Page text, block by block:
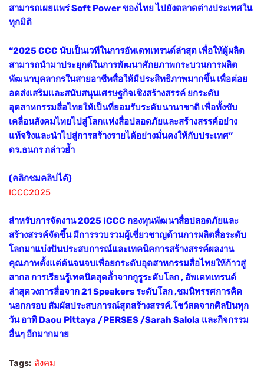
สามารถเผยแพร่ Soft Power ของไทย ไปยังตลาดต่างประเทศใน
ทุกมิติ
“2025 CCC นับเป็นเวทีในการอัพเดทเทรนด์ล่าสุด เพื่อให้ผู้ผลิต
สามารถนำมาประยุกต์ในการพัฒนาศักยภาพกระบวนการผลิต
พัฒนาบุคลากรในสายอาชีพสื่อให้มีประสิทธิภาพมากขึ้น เพื่อต่อย
อดส่งเสริมและสนับสนุนเศรษฐกิจเชิงสร้างสรรค์ ยกระดับ
อุตสาหกรรมสื่อไทยให้เป็นที่ยอมรับระดับนานาชาติ เพื่อทั้งขับ
เคลื่อนสังคมไทยไปสู่โลกแห่งสื่อปลอดภัยและสร้างสรรค์อย่าง
แท้จริงและนำไปสู่การสร้างรายได้อย่างมั่นคงให้กับประเทศ”
ดร.ธนกร กล่าวย้ำ
(คลิกชมคลิปได้)
ICCC2025
สำหรับการจัดงาน 2025 ICCC กองทุนพัฒนาสื่อปลอดภัยและ
สร้างสรรค์จัดขึ้น มีการรวบรวมผู้เชี่ยวชาญด้านการผลิตสื่อระดับ
โลกมาแบ่งปันประสบการณ์และเทคนิคการสร้างสรรค์ผลงาน
คุณภาพตั้งแต่ต้นจนจบเพื่อยกระดับอุตสาหกรรมสื่อไทยให้ก้าวสู่
สากล การเรียนรู้เทคนิคสุดล้ำจากกูรูระดับโลก , อัพเดทเทรนด์
ล่าสุดวงการสื่อจาก 21 Speakers ระดับโลก ,ชมนิทรรศการคิด
นอกกรอบ สัมผัสประสบการณ์สุดสร้างสรรค์,โชว์สดจากศิลปินทุก
วัน อาทิ Daou Pittaya /PERSES /Sarah Salola และกิจกรรม
อื่นๆ อีกมากมาย
Tags: สังคม